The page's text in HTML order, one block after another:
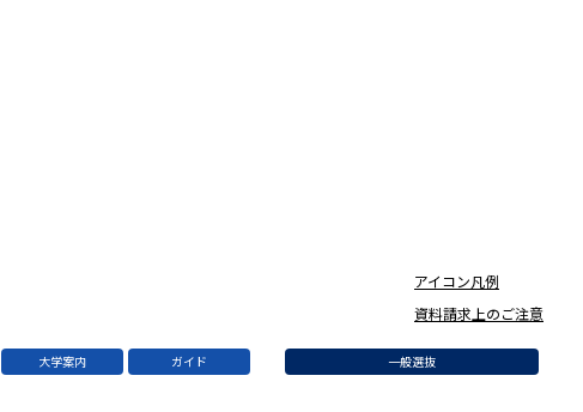
資料の料金のお支払いについて 受付内容・発送状況の確認
アイコン凡例
資料請求上のご注意
大学案内 ガイド 一般選抜